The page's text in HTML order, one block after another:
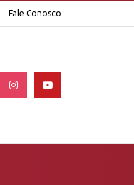
Fale Conosco